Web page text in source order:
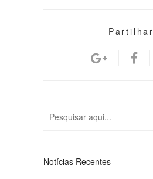
Partilhar
Notícias Recentes